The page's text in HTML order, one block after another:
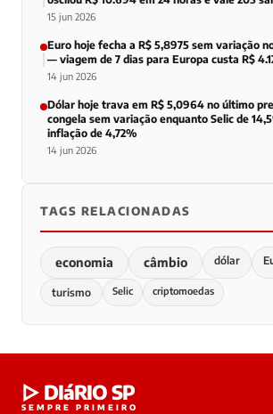
15 jun 2026
Euro hoje fecha a R$ 5,8975 sem variação
— viagem de 7 dias para Europa custa R$
14 jun 2026
Dólar hoje trava em R$ 5,0964 no último
congela sem variação enquanto Selic de
inflação de 4,72%
14 jun 2026
TAGS RELACIONADAS
economia câmbio dólar
turismo Selic criptomoedas
▷ DIáRIO SP
SEMPRE PRIMEIRO